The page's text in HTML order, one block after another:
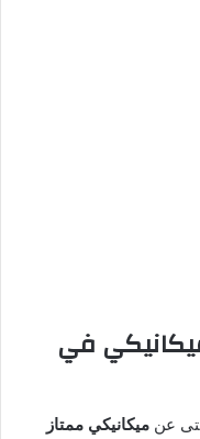
في
عن ميكانيكي ممتاز